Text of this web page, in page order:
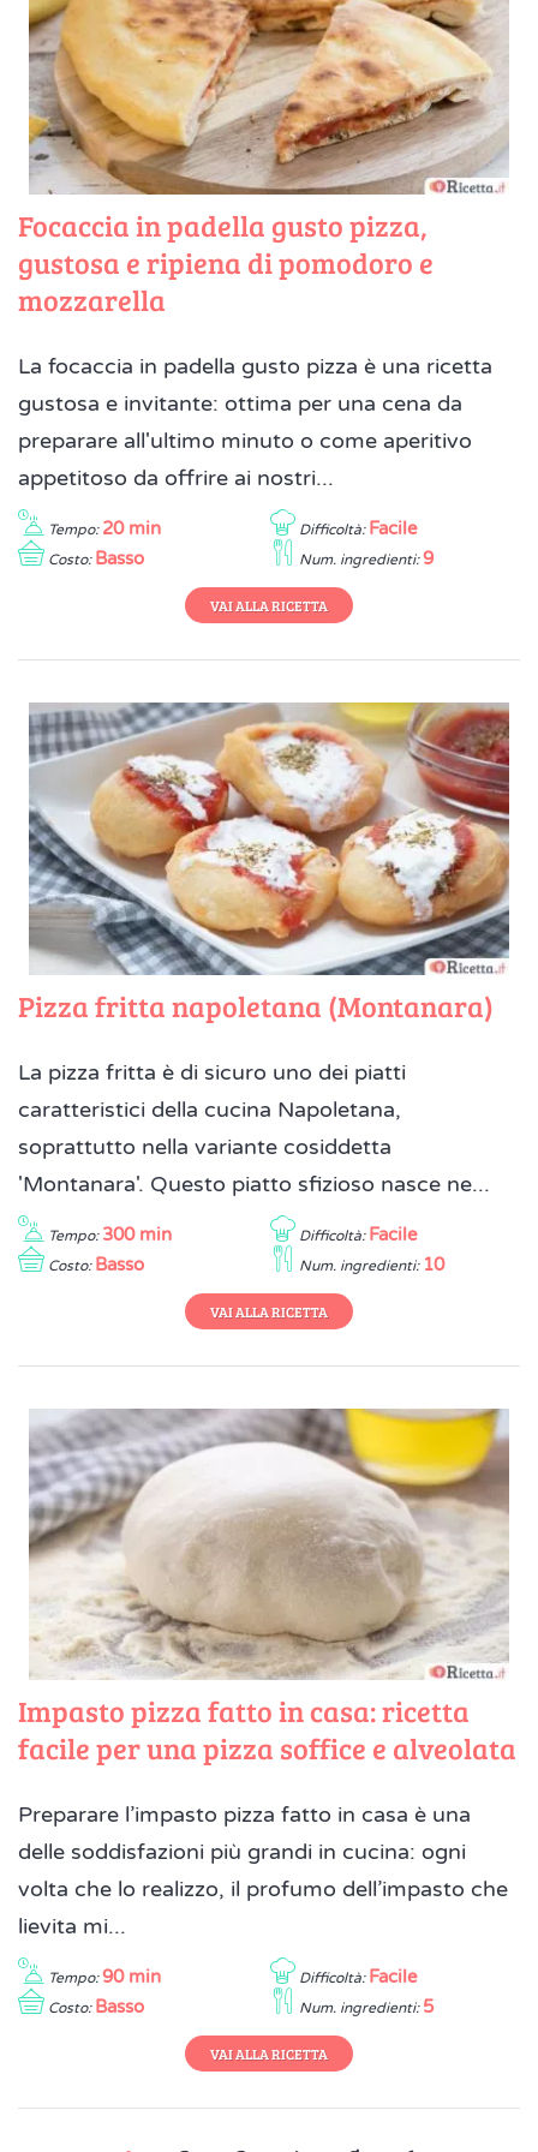
Focaccia in padella gusto pizza,
gustosa e ripiena di pomodoro e
mozzarella
La focaccia in padella gusto pizza è una ricetta
gustosa e invitante: ottima per una cena da
preparare all'ultimo minuto o come aperitivo
appetitoso da offrire ai nostri...
Tempo: 20 min Difficoltà: Facile
Costo: Basso Num. ingredienti: 9
VAI ALLA RICETTA
Pizza fritta napoletana (Montanara)
La pizza fritta è di sicuro uno dei piatti
caratteristici della cucina Napoletana,
soprattutto nella variante cosiddetta
'Montanara'. Questo piatto sfizioso nasce ne...
Tempo: 300 min Difficoltà: Facile
Costo: Basso Num. ingredienti: 10
VAI ALLA RICETTA
Impasto pizza fatto in casa: ricetta
facile per una pizza soffice e alveolata
Preparare l’impasto pizza fatto in casa è una
delle soddisfazioni più grandi in cucina: ogni
volta che lo realizzo, il profumo dell’impasto che
lievita mi...
Tempo: 90 min Difficoltà: Facile
Costo: Basso Num. ingredienti: 5
VAI ALLA RICETTA